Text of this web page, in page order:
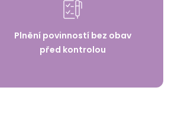
Plnění povinností bez obav
před kontrolou